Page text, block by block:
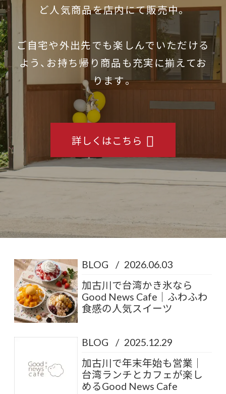
ど人気商品を店内にて販売中。
ご自宅や外出先でも楽しんでいただける
よう、お持ち帰り商品も充実に揃えてお
ります。
詳しくはこちら
BLOG / 2026.06.03
加古川で台湾かき氷なら
Good News Cafe｜ふわふわ
食感の人気スイーツ
BLOG / 2025.12.29
加古川で年末年始も営業｜
台湾ランチとカフェが楽し
めるGood News Cafe